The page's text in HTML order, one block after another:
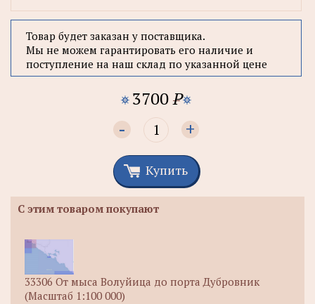
Товар будет заказан у поставщика.
Мы не можем гарантировать его наличие и
поступление на наш склад по указанной цене
3700P
- +
Купить
С этим товаром покупают
33306 От мыса Волуйица до порта Дубровник
(Масштаб 1:100 000)